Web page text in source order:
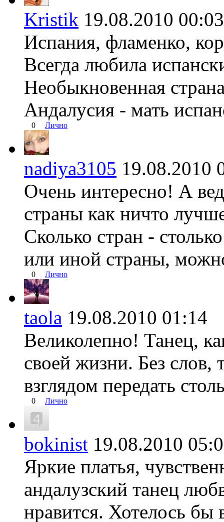
Kristik 19.08.2010
Испания, фламенко,
Всегда любила
Необыкновенная
Андалусия - мать
0 Лично
nadiya3105
Очень интересно! А
страны как ничто
Сколько стран -
или иной страны,
0 Лично
taola 19.08.2010
Великолепно! Танец,
своей жизни. Без слов,
взглядом передать
0 Лично
bokinist 19.08.2010
Яркие платья,
андалузский танец
нравится. Хотелось